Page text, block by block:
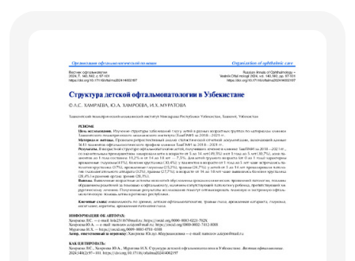
особенности термина «концепт» с точки зрения
иностранных и
национальных ученых-лингвистов, также были
выявлены
особенности структуры концепта. Исследование
вербализации
концепта проводилось на материале
лексикографических
данных, приведенных в толковых и фразеологических
словарях
английского, русского и узбекского языков.